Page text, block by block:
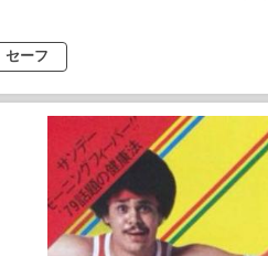
セーフ